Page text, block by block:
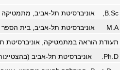
B.Sc, אוניברסיטת תל-אביב, מתמטיקה ומדעי המחשב
M.A אוניברסיטת תל-אביב, בית הספר לחינוך (בהצטיינות יתרה). נושא התיזה: "התפיסה האינטואיטיבית של האינסוף".
תעודת הוראה במתמטיקה, אוניברסיטת
Ph.D. אוניברסיטת תל-אביב (בהצטיינות). נושא התיזה: "התפיסה האינטואיטיבית של האינסוף והשלכותיה על החינוך המתמטי".